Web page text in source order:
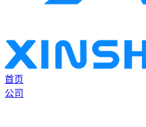
首页
公司